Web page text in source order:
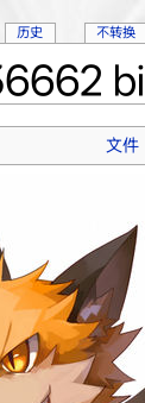
文件
历史 不转换